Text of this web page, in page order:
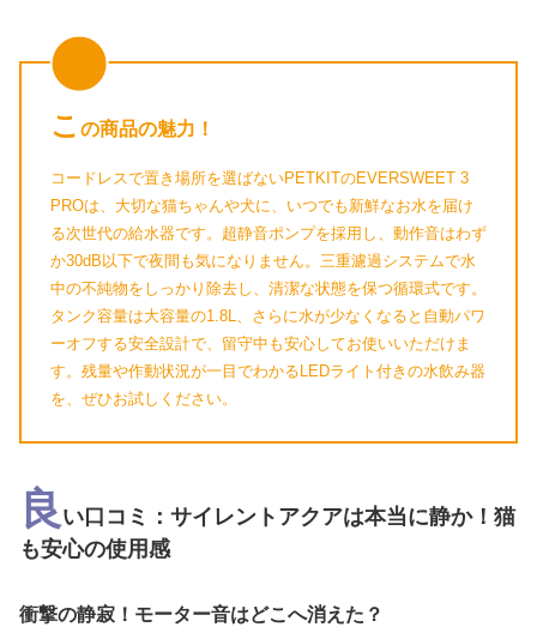
こ の商品の魅力！
コードレスで置き場所を選ばないPETKITのEVERSWEET 3
PROは、大切な猫ちゃんや犬に、いつでも新鮮なお水を届け
る次世代の給水器です。超静音ポンプを採用し、動作音はわず
か30dB以下で夜間も気になりません。三重濾過システムで水
中の不純物をしっかり除去し、清潔な状態を保つ循環式です。
タンク容量は大容量の1.8L、さらに水が少なくなると自動パワ
ーオフする安全設計で、留守中も安心してお使いいただけま
す。残量や作動状況が一目でわかるLEDライト付きの水飲み器
を、ぜひお試しください。
良 い口コミ：サイレントアクアは本当に静か！猫
も安心の使用感
衝撃の静寂！モーター音はどこへ消えた？